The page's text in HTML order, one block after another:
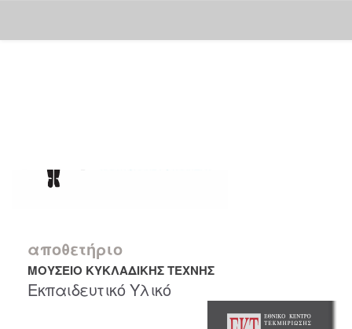
αποθετήριο
ΜΟΥΣΕΙΟ ΚΥΚΛΑΔΙΚΗΣ ΤΕΧΝΗΣ
Εκπαιδευτικό Υλικό